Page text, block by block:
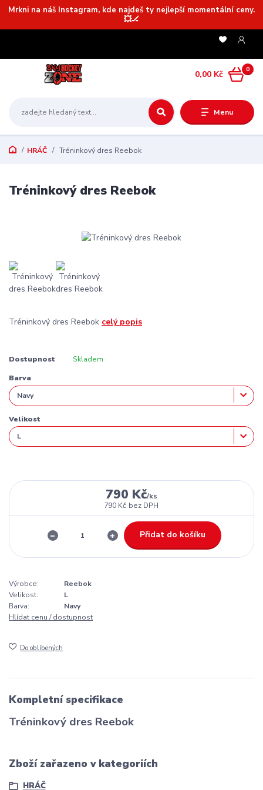
Mrkni na náš Instagram, kde najdeš ty nejlepší momentální ceny.
💥🏒
Menu
0
0,00 Kč
HRÁČ Tréninkový dres Reebok
Tréninkový dres Reebok
Tréninkový dres Reebok celý popis
Dostupnost Skladem
Barva
Velikost
790 Kč/ks
790 Kč bez DPH
Přidat do košíku
Výrobce:
Reebok
Velikost:
L
Barva:
Navy
Hlídat cenu / dostupnost
Do oblíbených
Kompletní specifikace
Tréninkový dres Reebok
Zboží zařazeno v kategoriích
HRÁČ